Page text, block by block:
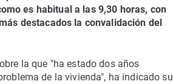
es habitual a las 9,30 horas, con
destacados la convalidación del
la que "ha estado dos años
de la vivienda", ha indicado su